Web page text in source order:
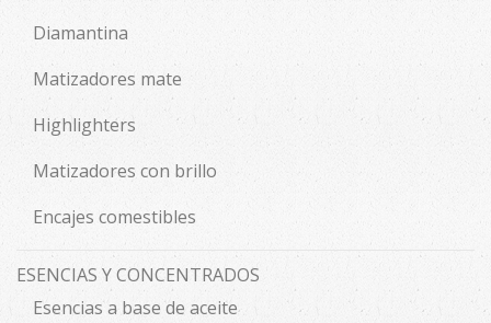
Diamantina
Matizadores mate
Highlighters
Matizadores con brillo
Encajes comestibles
ESENCIAS Y CONCENTRADOS
Esencias a base de aceite